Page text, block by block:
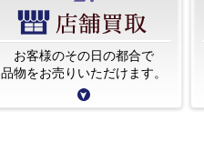
お客様のその日の都合で
品物をお売りいただけます。